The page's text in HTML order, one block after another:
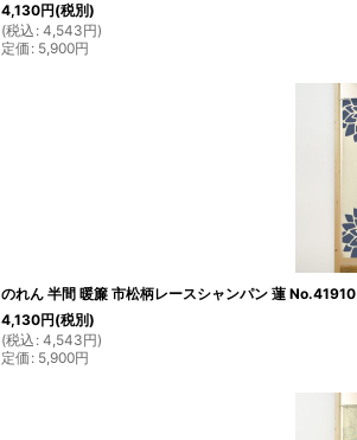
4,130円(税別)
(税込 : 4,543円)
定価 : 5,900円
のれん 半間 暖簾 市松柄レースシャンパン 蓮 No.41910
4,130円(税別)
(税込 : 4,543円)
定価 : 5,900円